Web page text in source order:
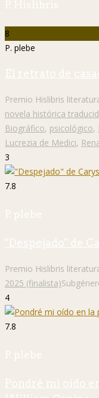
P. Hislibris
8
P. plebe
El retrato de
Premio Hislibris
novela histórica
Biográfico, psicológico,
Lucrezia de Medici,
3
7.8
P. plebe
"Despejado" de
Premio Hislibris
2025 (finalista)
4
7.8
P. plebe
Pondré mi oído